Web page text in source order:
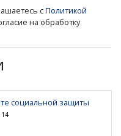
сПолитикой
на обработку
социальной защиты
14